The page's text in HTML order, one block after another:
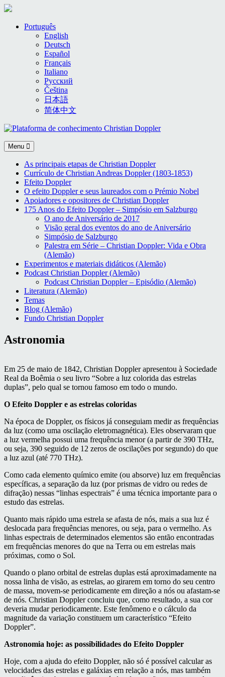
Português
English
Deutsch
Español
Français
Italiano
Русский
Čeština
日本語
简体中文
Menu
As principais etapas de Christian Doppler
Currículo de Christian Andreas Doppler (1803-1853)
Efeito Doppler
O efeito Doppler e seus laureados com o Prémio Nobel
Apoiadores e opositores de Christian Doppler
175 Anos do Efeito Doppler – Simpósio em Salzburgo
O ano de Aniversário de 2017
Visão geral dos eventos do ano de Aniversário
Simpósio de Salzburgo
Palestra em Série – Christian Doppler: Vida e Obra
(Alemão)
Experimentos e materiais didáticos (Alemão)
Podcast Christian Doppler (Alemão)
Podcast Christian Doppler – Episódio (Alemão)
Literatura (Alemão)
Temas
Blog (Alemão)
Fundo Christian Doppler
Astronomia
Em 25 de maio de 1842, Christian Doppler apresentou à Sociedade
Real da Boêmia o seu livro “Sobre a luz colorida das estrelas
duplas”, pelo qual se tornou famoso em todo o mundo.
O Efeito Doppler e as estrelas coloridas
Na época de Doppler, os físicos já conseguiam medir as frequências
da luz (como uma oscilação eletromagnética). Eles observaram que
a luz vermelha possui uma frequência menor (a partir de 390 THz,
ou seja, 390 seguido de 12 zeros de oscilações por segundo) do que
a luz azul (até 770 THz).
Como cada elemento químico emite (ou absorve) luz em frequências
específicas, a separação da luz (por prismas de vidro ou redes de
difração) nessas “linhas espectrais” é uma técnica importante para o
estudo das estrelas.
Quanto mais rápido uma estrela se afasta de nós, mais a sua luz é
deslocada para frequências menores, ou seja, para o vermelho. As
linhas espectrais de determinados elementos são então encontradas
em frequências menores do que na Terra ou em estrelas mais
próximas, como o Sol.
Quando o plano orbital de estrelas duplas está aproximadamente na
nossa linha de visão, as estrelas, ao girarem em torno do seu centro
de massa, movem-se periodicamente em direção a nós ou afastam-se
de nós. Christian Doppler concluiu que, como resultado, a sua cor
deveria mudar periodicamente. Este fenômeno e o cálculo da
magnitude da variação constituem um característico “Efeito
Doppler”.
Astronomia hoje: as possibilidades do Efeito Doppler
Hoje, com a ajuda do efeito Doppler, não só é possível calcular as
velocidades das estrelas e galáxias em relação a nós, mas também